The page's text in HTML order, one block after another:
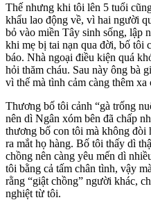
Thế nhưng khi tôi lên 5 tuổi
khẩu lao động về, vì hai người
bỏ vào miền Tây sinh sống, lập
khi mẹ bị tai nạn qua đời, bố tôi
báo. Nhà ngoại điều kiện quá
hỏi thăm cháu. Sau này ông bà
vì thế mà tình cảm càng thêm xa
Thương bố tôi cảnh “gà trống
nên dì Ngân xóm bên đã chấp
thương bố con tôi mà không đòi
ra mắt họ hàng. Bố tôi thấy dì
chồng nên càng yêu mến dì
tôi bằng cả tấm chân tình, vậy
rằng “giật chồng” người khác,
nghiệt từ tôi.